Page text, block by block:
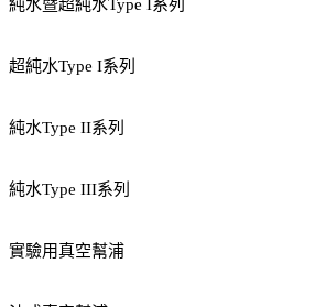
純水暨超純水Type I系列
超純水Type I系列
純水Type II系列
純水Type III系列
實驗用真空幫浦